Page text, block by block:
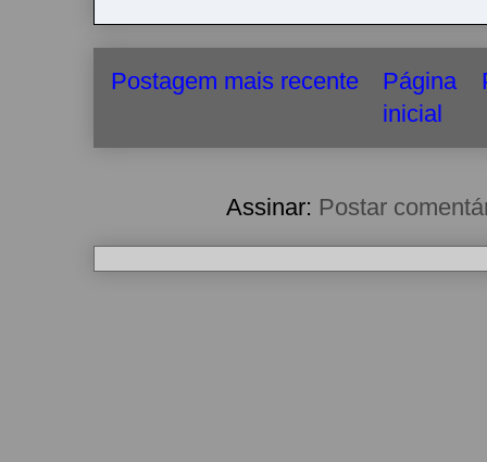
Postagem mais recente
Página
inicial
Assinar: Postar